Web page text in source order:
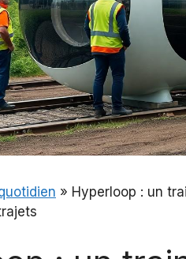
» Hyperloop : un